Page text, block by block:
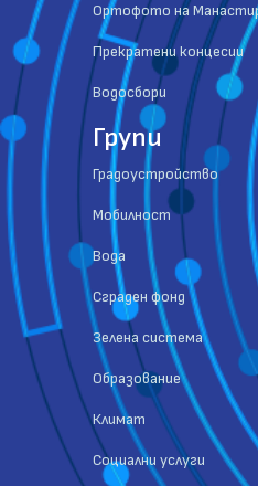
Ортофото на
Прекратени концесии
Водосбори
Групи
Градоустройство
Мобилност
Вода
Сграден фонд
Зелена система
Образование
Климат
Социални услуги